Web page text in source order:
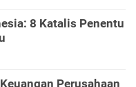
8 Katalis Penentu
Perusahaan